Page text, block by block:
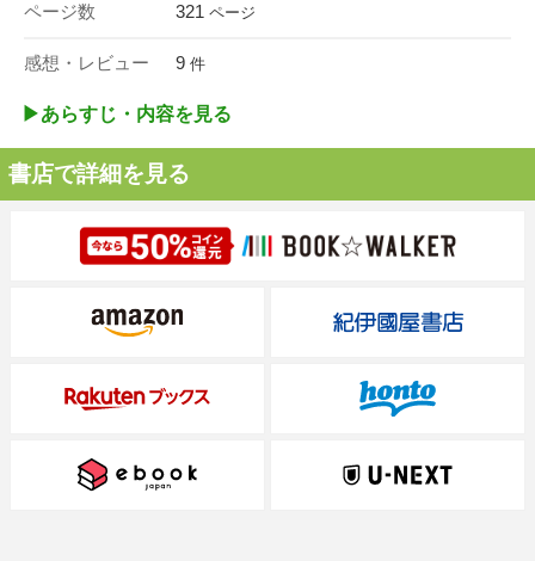
ページ数 321 ページ
感想・レビュー 9 件
▶︎あらすじ・内容を見る
書店で詳細を見る